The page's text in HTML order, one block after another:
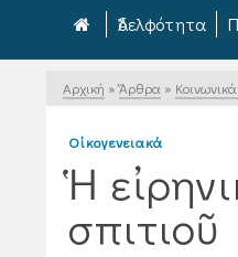
Ἀδελφότητα
Αρχική » Ἄρθρα »
Οἰκογενειακά
Ἡ
σπιτιοῦ